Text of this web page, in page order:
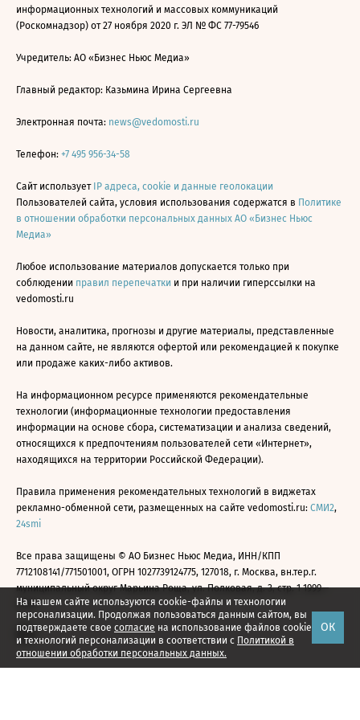
На нашем сайте используются cookie-файлы и технологии
персонализации. Продолжая пользоваться данным сайтом, вы
подтверждаете свое согласие на использование файлов cookie
и технологий персонализации в соответствии с Политикой в
отношении обработки персональных данных.
ОК
информационных технологий и массовых коммуникаций
(Роскомнадзор) от 27 ноября 2020 г. ЭЛ № ФС 77-79546
Учредитель: АО «Бизнес Ньюс Медиа»
Главный редактор: Казьмина Ирина Сергеевна
Электронная почта: news@vedomosti.ru
Телефон: +7 495 956-34-58
Сайт использует IP адреса, cookie и данные геолокации
Пользователей сайта, условия использования содержатся в Политике
в отношении обработки персональных данных АО «Бизнес Ньюс
Медиа»
Любое использование материалов допускается только при
соблюдении правил перепечатки и при наличии гиперссылки на
vedomosti.ru
Новости, аналитика, прогнозы и другие материалы, представленные
на данном сайте, не являются офертой или рекомендацией к покупке
или продаже каких-либо активов.
На информационном ресурсе применяются рекомендательные
технологии (информационные технологии предоставления
информации на основе сбора, систематизации и анализа сведений,
относящихся к предпочтениям пользователей сети «Интернет»,
находящихся на территории Российской Федерации).
Правила применения рекомендательных технологий в виджетах
рекламно-обменной сети, размещенных на сайте vedomosti.ru: СМИ2,
24smi
Все права защищены © АО Бизнес Ньюс Медиа, ИНН/КПП
7712108141/771501001, ОГРН 1027739124775, 127018, г. Москва, вн.тер.г.
муниципальный округ Марьина Роща, ул. Полковая, д. 3, стр. 1 1999—
2026